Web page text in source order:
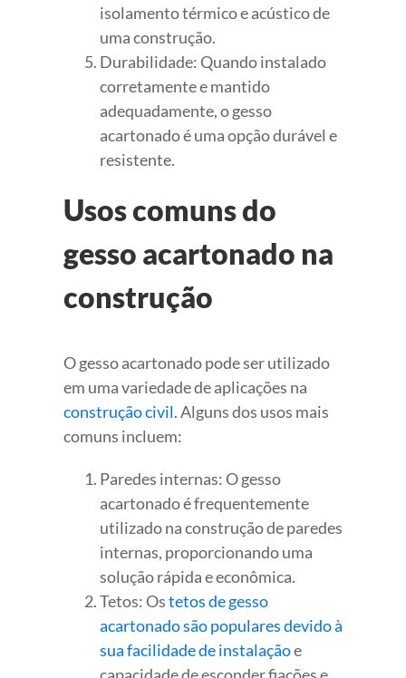
isolamento térmico e acústico de
uma construção.
Durabilidade: Quando instalado
corretamente e mantido
adequadamente, o gesso
acartonado é uma opção durável e
resistente.
Usos comuns do
gesso acartonado na
construção
O gesso acartonado pode ser utilizado
em uma variedade de aplicações na
construção civil. Alguns dos usos mais
comuns incluem:
Paredes internas: O gesso
acartonado é frequentemente
utilizado na construção de paredes
internas, proporcionando uma
solução rápida e econômica.
Tetos: Ostetos de gesso
acartonado são populares devido à
sua facilidade de instalaçãoe